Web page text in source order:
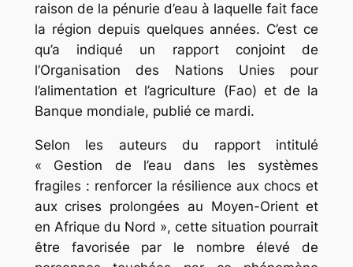
raison de la pénurie d’eau à laquelle fait face
la région depuis quelques années. C’est ce
qu’a indiqué un rapport conjoint de
l’Organisation des Nations Unies pour
l’alimentation et l’agriculture (Fao) et de la
Banque mondiale, publié ce mardi.
Selon les auteurs du rapport intitulé
« Gestion de l’eau dans les systèmes
fragiles : renforcer la résilience aux chocs et
aux crises prolongées au Moyen-Orient et
en Afrique du Nord », cette situation pourrait
être favorisée par le nombre élevé de